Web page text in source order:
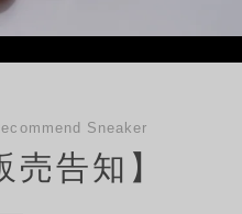
Sneaker
売告知】